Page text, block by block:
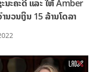
ະຄະດີ ແລະ ໃຫ້ Amber
ວນເງິນ 15 ລ້ານໂດລາ